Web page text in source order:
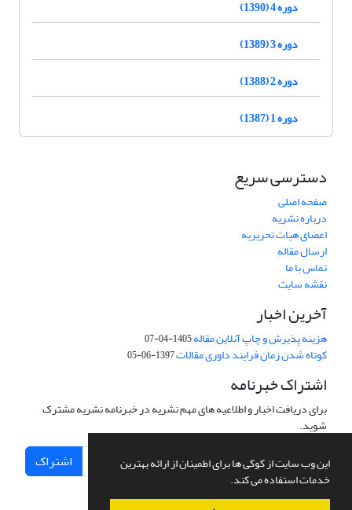
این وب سایت از کوکی ها برای اطمینان از ارائه بهترین
خدمات استفاده می کند.
دوره 4 (1390)
دوره 3 (1389)
دوره 2 (1388)
دوره 1 (1387)
دسترسی سریع
صفحه اصلی
درباره نشریه
اعضای هیات تحریریه
ارسال مقاله
تماس با ما
نقشه سایت
آخرین اخبار
هزینه پذیرش و چاپ آنلاین مقاله1405-04-07
کوتاه شدن زمان فرایند داوری مقالات1397-06-05
اشتراک خبرنامه
برای دریافت اخبار و اطلاعیه های مهم نشریه در خبرنامه نشریه مشترک
شوید.
اشتراک